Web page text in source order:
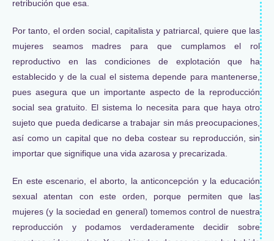
retribución que esa.
Por tanto, el orden social, capitalista y patriarcal, quiere que las
mujeres seamos madres para que cumplamos el rol
reproductivo en las condiciones de explotación que ha
establecido y de la cual el sistema depende para mantenerse,
pues asegura que un importante aspecto de la reproducción
social sea gratuito. El sistema lo necesita para que haya otro
sujeto que pueda dedicarse a trabajar sin más preocupaciones,
así como un capital que no deba costear su reproducción, sin
importar que signifique una vida azarosa y precarizada.
En este escenario, el aborto, la anticoncepción y la educación
sexual atentan con este orden, porque permiten que las
mujeres (y la sociedad en general) tomemos control de nuestra
reproducción y podamos verdaderamente decidir sobre